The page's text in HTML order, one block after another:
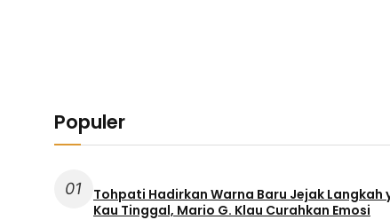
Populer
01
Tohpati Hadirkan Warna Baru Jejak Langkah
Kau Tinggal, Mario G. Klau Curahkan Emosi